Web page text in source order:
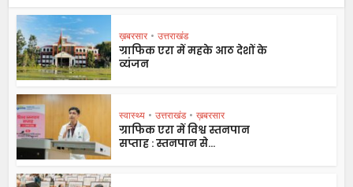
ख़बरसार • उत्तराखंड
ग्राफिक एरा में महके आठ देशों के
व्यंजन
स्वास्थ्य • उत्तराखंड • ख़बरसार
ग्राफिक एरा में विश्व स्तनपान
सप्ताह : स्तनपान से...